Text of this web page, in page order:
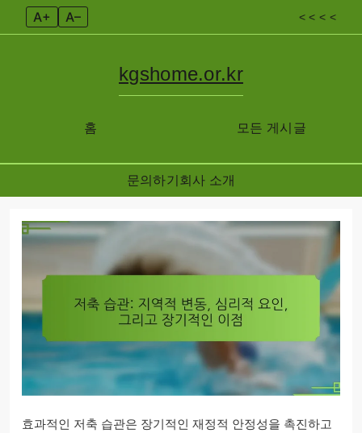
A+ A– < < < <
홈
kgshome.or.kr
모든 게시글
문의하기 회사 소개
content
효과적인 저축 습관은 장기적인 재정적 안정성을 촉진하고